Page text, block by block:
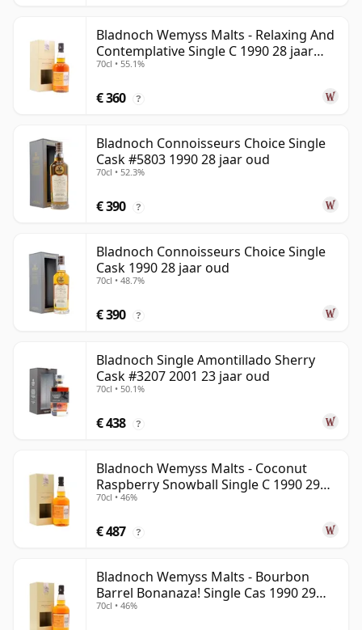
Bladnoch Wemyss Malts - Relaxing And
Contemplative Single C 1990 28 jaar
oud
70cl • 55.1%
€ 360 ?
Bladnoch Connoisseurs Choice Single
Cask #5803 1990 28 jaar oud
70cl • 52.3%
€ 390 ?
Bladnoch Connoisseurs Choice Single
Cask 1990 28 jaar oud
70cl • 48.7%
€ 390 ?
Bladnoch Single Amontillado Sherry
Cask #3207 2001 23 jaar oud
70cl • 50.1%
€ 438 ?
Bladnoch Wemyss Malts - Coconut
Raspberry Snowball Single C 1990 29
jaar oud
70cl • 46%
€ 487 ?
Bladnoch Wemyss Malts - Bourbon
Barrel Bonanaza! Single Cas 1990 29
jaar oud
70cl • 46%